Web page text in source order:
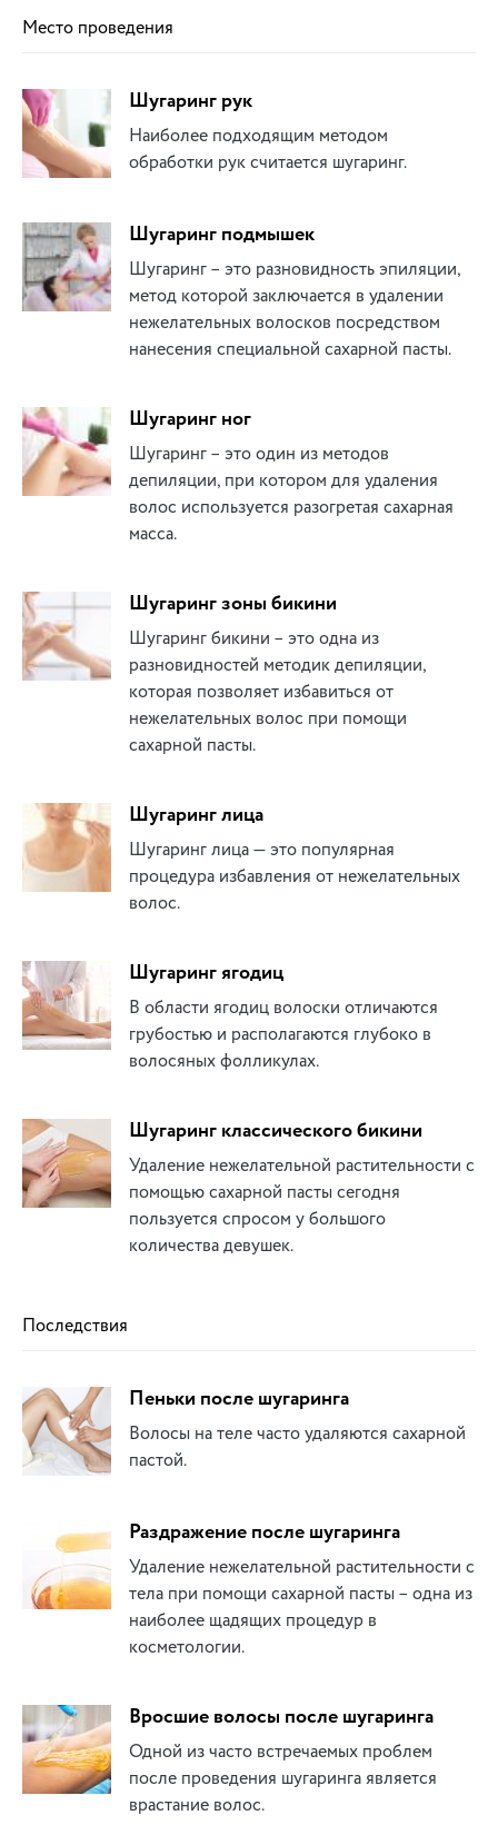
Место проведения
Шугаринг рук
Наиболее подходящим методом
обработки рук считается шугаринг.
Шугаринг подмышек
Шугаринг – это разновидность эпиляции,
метод которой заключается в удалении
нежелательных волосков посредством
нанесения специальной сахарной пасты.
Шугаринг ног
Шугаринг – это один из методов
депиляции, при котором для удаления
волос используется разогретая сахарная
масса.
Шугаринг зоны бикини
Шугаринг бикини – это одна из
разновидностей методик депиляции,
которая позволяет избавиться от
нежелательных волос при помощи
сахарной пасты.
Шугаринг лица
Шугаринг лица — это популярная
процедура избавления от нежелательных
волос.
Шугаринг ягодиц
В области ягодиц волоски отличаются
грубостью и располагаются глубоко в
волосяных фолликулах.
Шугаринг классического бикини
Удаление нежелательной растительности с
помощью сахарной пасты сегодня
пользуется спросом у большого
количества девушек.
Последствия
Пеньки после шугаринга
Волосы на теле часто удаляются сахарной
пастой.
Раздражение после шугаринга
Удаление нежелательной растительности с
тела при помощи сахарной пасты – одна из
наиболее щадящих процедур в
косметологии.
Вросшие волосы после шугаринга
Одной из часто встречаемых проблем
после проведения шугаринга является
врастание волос.